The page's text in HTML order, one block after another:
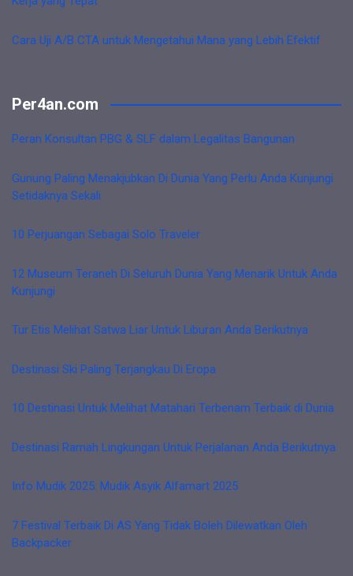
Cara Uji A/B CTA untuk Mengetahui Mana yang Lebih Efektif
Per4an.com
Peran Konsultan PBG & SLF dalam Legalitas Bangunan
Gunung Paling Menakjubkan Di Dunia Yang Perlu Anda Kunjungi
Setidaknya Sekali
10 Perjuangan Sebagai Solo Traveler
12 Museum Teraneh Di Seluruh Dunia Yang Menarik Untuk Anda
Kunjungi
Tur Etis Melihat Satwa Liar Untuk Liburan Anda Berikutnya
Destinasi Ski Paling Terjangkau Di Eropa
10 Destinasi Untuk Melihat Matahari Terbenam Terbaik di Dunia
Destinasi Ramah Lingkungan Untuk Perjalanan Anda Berikutnya
Info Mudik 2025: Mudik Asyik Alfamart 2025
7 Festival Terbaik Di AS Yang Tidak Boleh Dilewatkan Oleh
Backpacker